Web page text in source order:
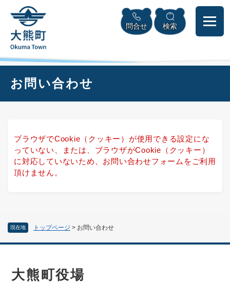
頭
メニューを飛ばして本文へ
問合せ 検索
現在地 トップページ > お問い合わせ
お問い合わせ
ブラウザでCookie（クッキー）が使用できる設定にな
っていない、または、ブラウザがCookie（クッキー）
に対応していないため、お問い合わせフォームをご利用
頂けません。
大熊町役場